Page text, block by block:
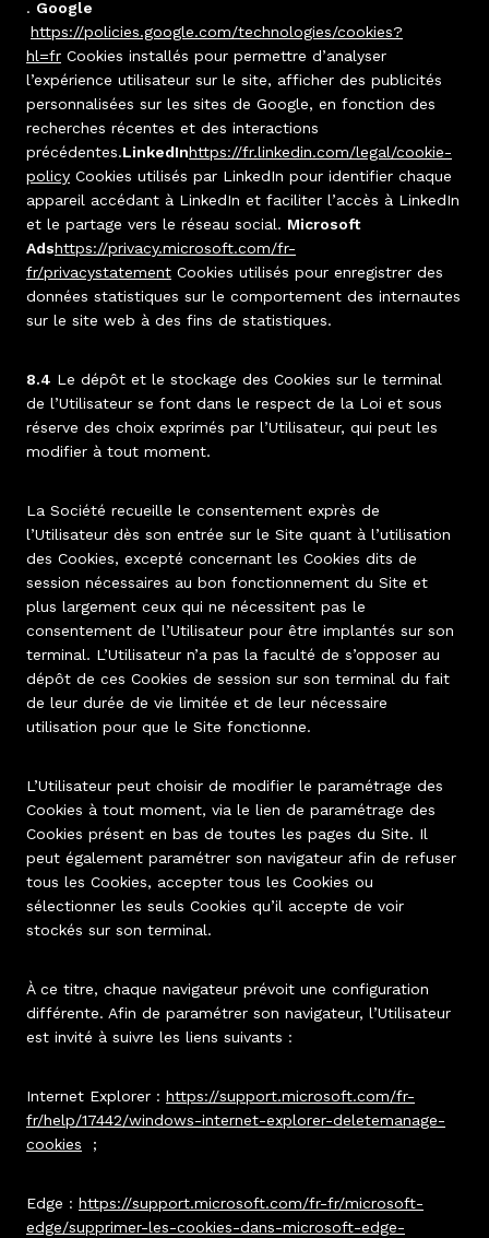
. Google
https://policies.google.com/technologies/cookies?
hl=fr Cookies installés pour permettre d’analyser
l’expérience utilisateur sur le site, afficher des publicités
personnalisées sur les sites de Google, en fonction des
recherches récentes et des interactions
précédentes.LinkedInhttps://fr.linkedin.com/legal/cookie-
policy Cookies utilisés par LinkedIn pour identifier chaque
appareil accédant à LinkedIn et faciliter l’accès à LinkedIn
et le partage vers le réseau social. Microsoft
Adshttps://privacy.microsoft.com/fr-
fr/privacystatement Cookies utilisés pour enregistrer des
données statistiques sur le comportement des internautes
sur le site web à des fins de statistiques.
8.4 Le dépôt et le stockage des Cookies sur le terminal
de l’Utilisateur se font dans le respect de la Loi et sous
réserve des choix exprimés par l’Utilisateur, qui peut les
modifier à tout moment.
La Société recueille le consentement exprès de
l’Utilisateur dès son entrée sur le Site quant à l’utilisation
des Cookies, excepté concernant les Cookies dits de
session nécessaires au bon fonctionnement du Site et
plus largement ceux qui ne nécessitent pas le
consentement de l’Utilisateur pour être implantés sur son
terminal. L’Utilisateur n’a pas la faculté de s’opposer au
dépôt de ces Cookies de session sur son terminal du fait
de leur durée de vie limitée et de leur nécessaire
utilisation pour que le Site fonctionne.
L’Utilisateur peut choisir de modifier le paramétrage des
Cookies à tout moment, via le lien de paramétrage des
Cookies présent en bas de toutes les pages du Site. Il
peut également paramétrer son navigateur afin de refuser
tous les Cookies, accepter tous les Cookies ou
sélectionner les seuls Cookies qu’il accepte de voir
stockés sur son terminal.
À ce titre, chaque navigateur prévoit une configuration
différente. Afin de paramétrer son navigateur, l’Utilisateur
est invité à suivre les liens suivants :
Internet Explorer : https://support.microsoft.com/fr-
fr/help/17442/windows-internet-explorer-deletemanage-
cookies ;
Edge : https://support.microsoft.com/fr-fr/microsoft-
edge/supprimer-les-cookies-dans-microsoft-edge-